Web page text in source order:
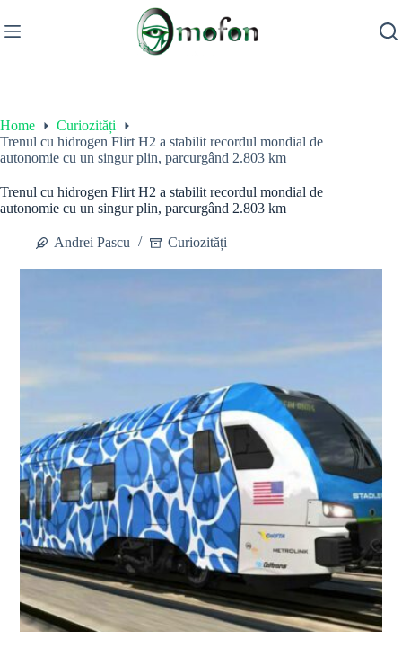
to
content
Home
Curiozități
Trenul cu hidrogen Flirt H2 a stabilit recordul mondial de
autonomie cu un singur plin, parcurgând 2.803 km
Trenul cu hidrogen Flirt H2 a stabilit recordul mondial de
autonomie cu un singur plin, parcurgând 2.803 km
Andrei Pascu Curiozități